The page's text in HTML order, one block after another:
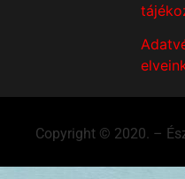
Copyright © 2020. –